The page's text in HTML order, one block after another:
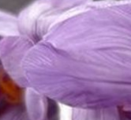
видання,
новини